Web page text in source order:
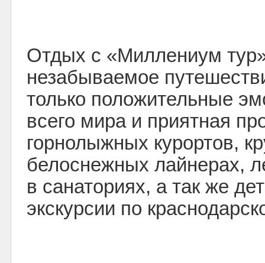
Отдых с «Миллениум
незабываемое
только положительные
всего мира и приятная
горнолыжных курортов,
белоснежных лайнерах,
в санаториях, а так же
экскурсии по